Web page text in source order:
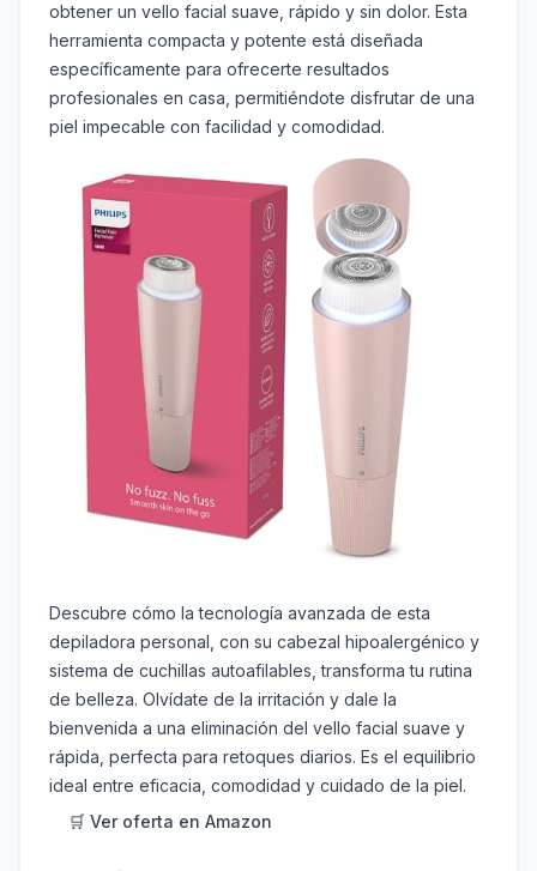
obtener un vello facial suave, rápido y sin dolor. Esta
herramienta compacta y potente está diseñada
específicamente para ofrecerte resultados
profesionales en casa, permitiéndote disfrutar de una
piel impecable con facilidad y comodidad.
Descubre cómo la tecnología avanzada de esta
depiladora personal, con su cabezal hipoalergénico y
sistema de cuchillas autoafilables, transforma tu rutina
de belleza. Olvídate de la irritación y dale la
bienvenida a una eliminación del vello facial suave y
rápida, perfecta para retoques diarios. Es el equilibrio
ideal entre eficacia, comodidad y cuidado de la piel.
🛒 Ver oferta en Amazon